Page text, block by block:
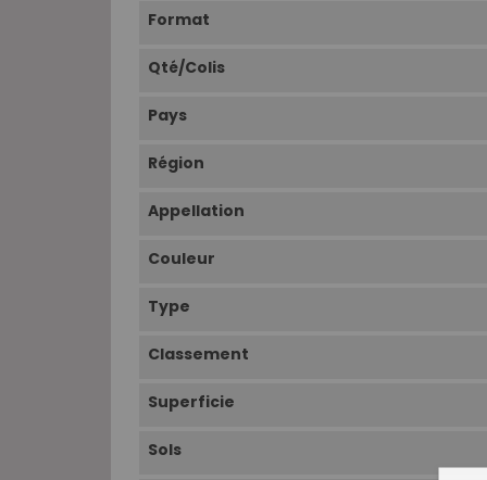
Format
Qté/Colis
Pays
Région
Appellation
Couleur
Type
Classement
Superficie
Sols